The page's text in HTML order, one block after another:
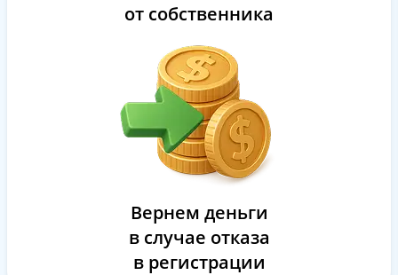
от собственника
Вернем деньги
в случае отказа
в регистрации